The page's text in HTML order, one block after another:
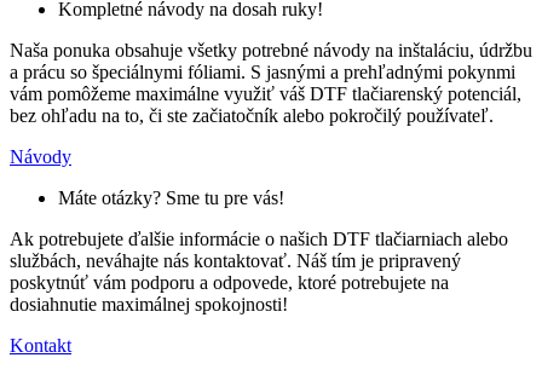
Kompletné návody na dosah ruky!
Naša ponuka obsahuje všetky potrebné návody na inštaláciu, údržbu
a prácu so špeciálnymi fóliami. S jasnými a prehľadnými pokynmi
vám pomôžeme maximálne využiť váš DTF tlačiarenský potenciál,
bez ohľadu na to, či ste začiatočník alebo pokročilý používateľ.
Návody
Máte otázky? Sme tu pre vás!
Ak potrebujete ďalšie informácie o našich DTF tlačiarniach alebo
službách, neváhajte nás kontaktovať. Náš tím je pripravený
poskytnúť vám podporu a odpovede, ktoré potrebujete na
dosiahnutie maximálnej spokojnosti!
Kontakt